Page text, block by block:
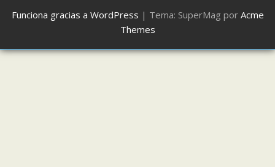
Funciona gracias a WordPress | Tema: SuperMag por Acme
Themes